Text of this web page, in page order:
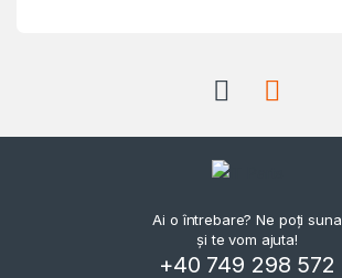
Ai o întrebare? Ne poți suna
și te vom ajuta!
+40 749 298 572